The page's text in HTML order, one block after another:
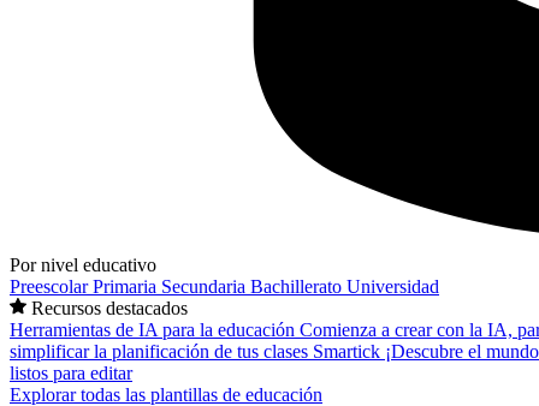
Por nivel educativo
PreescolarPrimaria Secundaria Bachillerato Universidad
Recursos destacados
Herramientas de IA para la educación Comienza a crear con la IA,
simplificar la planificación de tus clases Smartick ¡Descubre el
listos para editar
Explorar todas las plantillas de educación